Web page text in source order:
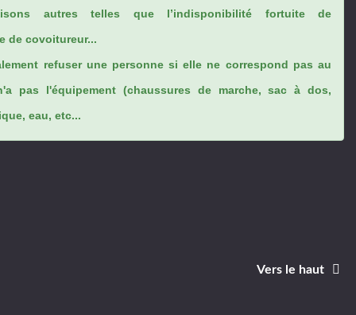
autres telles que l’indisponibilité fortuite de
de covoitureur...
refuser une personne si elle ne correspond pas au
pas l'équipement (chaussures de marche, sac à dos,
eau, etc...
Vers le haut